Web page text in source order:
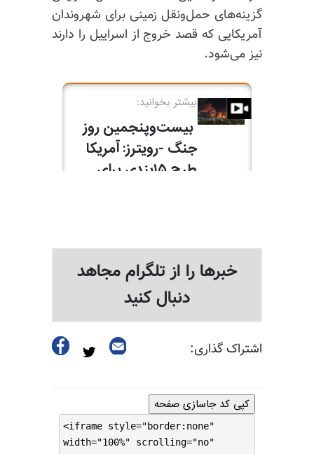
گزینه‌های حمل‌ونقل زمینی برای شهروندان
آمریکایی که قصد خروج از اسراییل را دارند
نیز می‌شود.
خبرها را از تلگرام مجاهد
دنبال کنید
اشتراک گذاری:
کپی کد جاسازی صفحه
<iframe style="border:none"
width="100%" scrolling="no"